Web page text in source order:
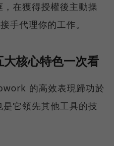
在獲得授權後主動操
手代理你的工作。
核心特色一次看
的高效表現歸功於
它領先其他工具的技